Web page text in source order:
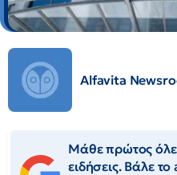
Alfavita
Μάθε πρώτος
ειδήσεις. Βάλε